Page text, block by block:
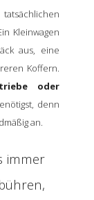
Kleinwagen
aus, eine
Koffern.
oder
denn
an.
immer